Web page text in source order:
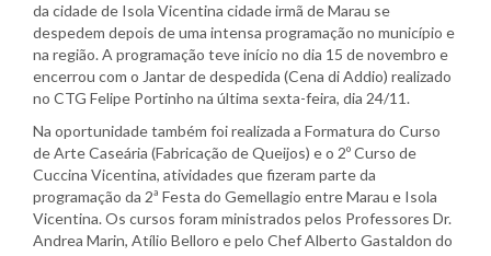
da cidade de Isola Vicentina cidade irmã de Marau se
despedem depois de uma intensa programação no município e
na região. A programação teve início no dia 15 de novembro e
encerrou com o Jantar de despedida (Cena di Addio) realizado
no CTG Felipe Portinho na última sexta-feira, dia 24/11.
Na oportunidade também foi realizada a Formatura do Curso
de Arte Caseária (Fabricação de Queijos) e o 2º Curso de
Cuccina Vicentina, atividades que fizeram parte da
programação da 2ª Festa do Gemellagio entre Marau e Isola
Vicentina. Os cursos foram ministrados pelos Professores Dr.
Andrea Marin, Atílio Belloro e pelo Chef Alberto Gastaldon do